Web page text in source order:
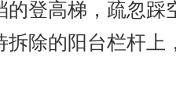
的登高梯，疏忽踩
拆除的阳台栏杆上